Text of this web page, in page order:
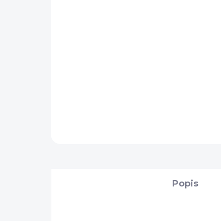
Popis